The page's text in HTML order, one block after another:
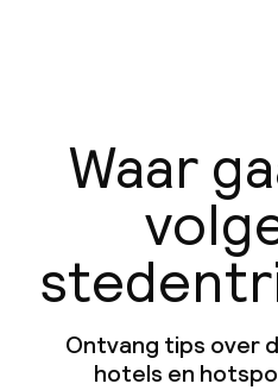
Waar
Ontvang tips over
hotels en